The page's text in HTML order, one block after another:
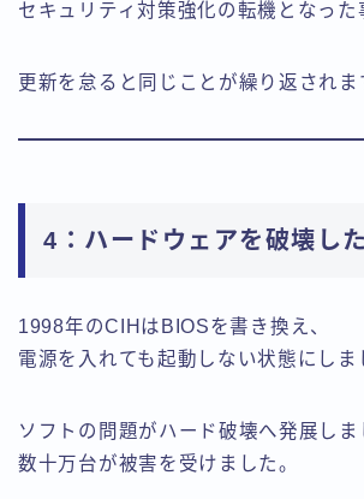
セキュリティ対策強化の転機となった
更新を怠ると同じことが繰り返されま
4：ハードウェアを破壊し
1998年のCIHはBIOSを書き換え、
電源を入れても起動しない状態にしま
ソフトの問題がハード破壊へ発展しま
数十万台が被害を受けました。